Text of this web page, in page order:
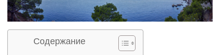
Содержание